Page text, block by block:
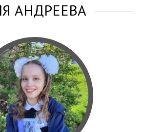
АНДРЕЕВА